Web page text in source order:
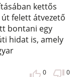
kettős
felett átvezető
bontani egy
hidat is, amely
0 0